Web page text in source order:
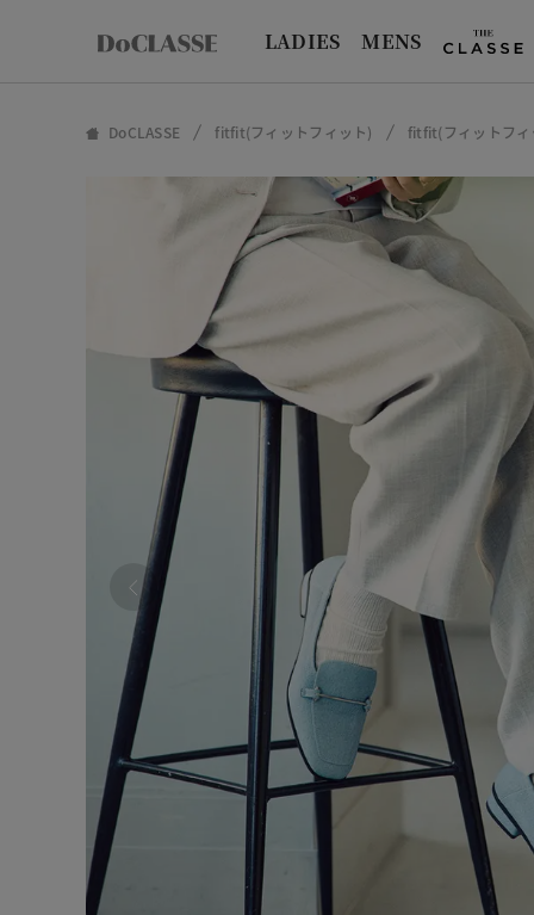
LADIES MENS
DoCLASSE fitfit(フィットフィット) fitfit(フィットフィ